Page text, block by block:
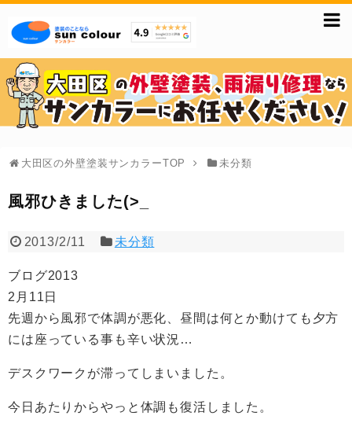
大田区の外壁塗装サンカラーTOP 未分類
風邪ひきました(>_
2013/2/11 未分類
ブログ2013
2月11日
先週から風邪で体調が悪化、昼間は何とか動けても夕方
には座っている事も辛い状況…
デスクワークが滞ってしまいました。
今日あたりからやっと体調も復活しました。